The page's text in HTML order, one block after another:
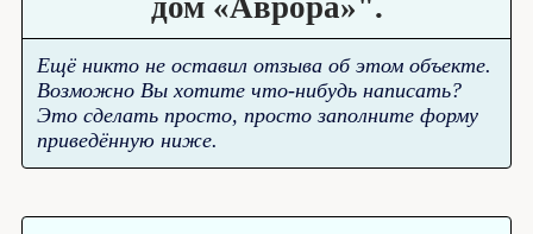
дом «Аврора»".
Ещё никто не оставил отзыва об этом объекте.
Возможно Вы хотите что-нибудь написать?
Это сделать просто, просто заполните форму
приведённую ниже.